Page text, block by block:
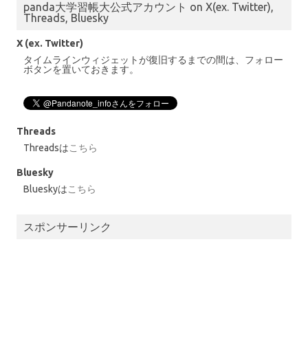
panda大学習帳大公式アカウント on X(ex. Twitter),
Threads, Bluesky
X (ex. Twitter)
タイムラインウィジェットが復旧するまでの間は、フォロー
ボタンを置いておきます。
Threads
Threadsはこちら
Bluesky
Blueskyはこちら
スポンサーリンク